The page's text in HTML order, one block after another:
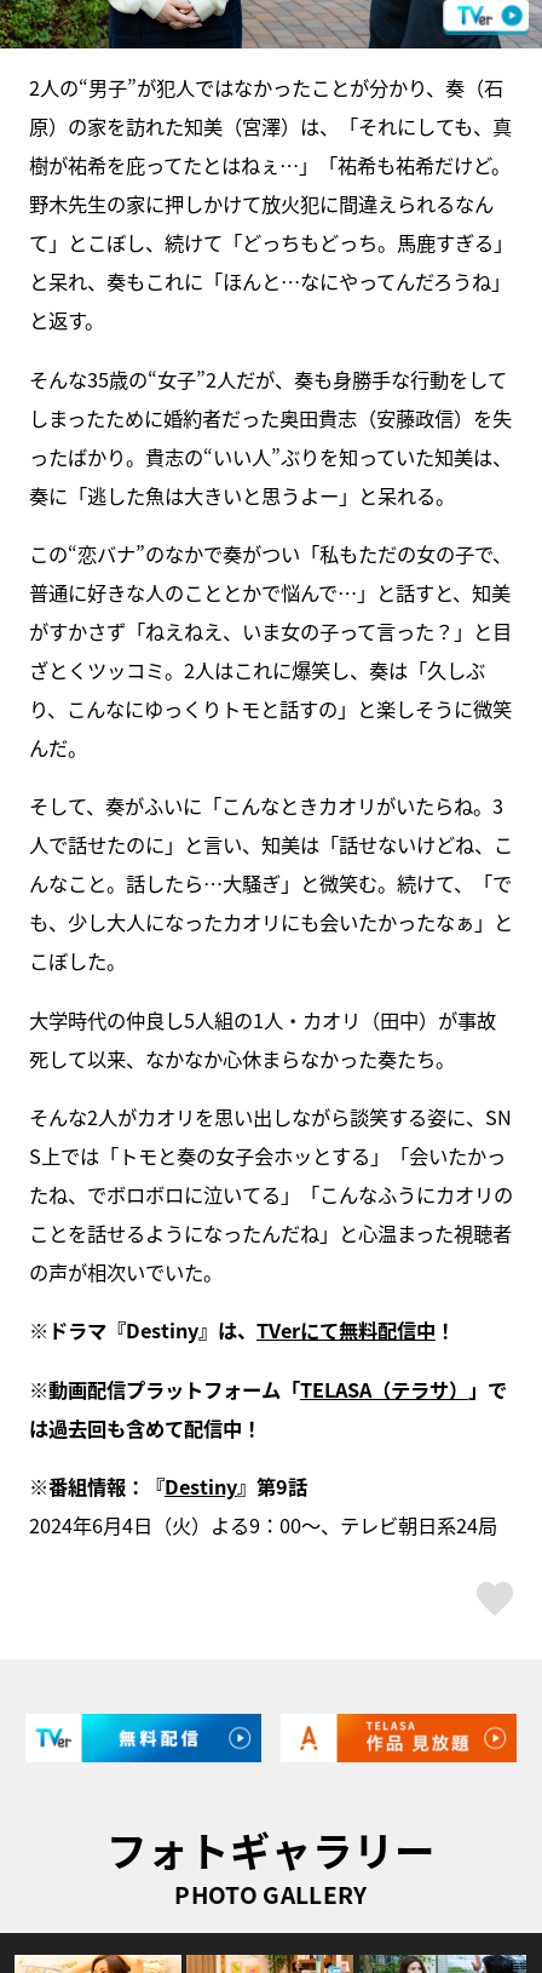
2人の“男子”が犯人ではなかったことが分かり、奏（石
原）の家を訪れた知美（宮澤）は、「それにしても、真
樹が祐希を庇ってたとはねぇ…」「祐希も祐希だけど。
野木先生の家に押しかけて放火犯に間違えられるなん
て」とこぼし、続けて「どっちもどっち。馬鹿すぎる」
と呆れ、奏もこれに「ほんと…なにやってんだろうね」
と返す。
そんな35歳の“女子”2人だが、奏も身勝手な行動をして
しまったために婚約者だった奥田貴志（安藤政信）を失
ったばかり。貴志の“いい人”ぶりを知っていた知美は、
奏に「逃した魚は大きいと思うよー」と呆れる。
この“恋バナ”のなかで奏がつい「私もただの女の子で、
普通に好きな人のこととかで悩んで…」と話すと、知美
がすかさず「ねえねえ、いま女の子って言った？」と目
ざとくツッコミ。2人はこれに爆笑し、奏は「久しぶ
り、こんなにゆっくりトモと話すの」と楽しそうに微笑
んだ。
そして、奏がふいに「こんなときカオリがいたらね。3
人で話せたのに」と言い、知美は「話せないけどね、こ
んなこと。話したら…大騒ぎ」と微笑む。続けて、「で
も、少し大人になったカオリにも会いたかったなぁ」と
こぼした。
大学時代の仲良し5人組の1人・カオリ（田中）が事故
死して以来、なかなか心休まらなかった奏たち。
そんな2人がカオリを思い出しながら談笑する姿に、SN
S上では「トモと奏の女子会ホッとする」「会いたかっ
たね、でボロボロに泣いてる」「こんなふうにカオリの
ことを話せるようになったんだね」と心温まった視聴者
の声が相次いでいた。
※ドラマ『Destiny』は、 TVerにて無料配信中 ！
※動画配信プラットフォーム「TELASA（テラサ） 」で
は過去回も含めて配信中！
※番組情報：『Destiny』第9話
2024年6月4日（火）よる9：00～、テレビ朝日系24局
フォトギャラリー
PHOTO GALLERY